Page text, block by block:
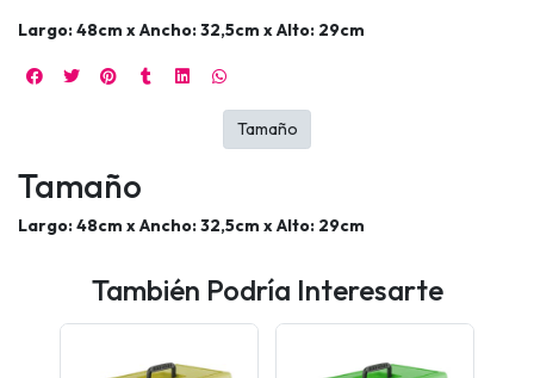
Largo: 48cm x Ancho: 32,5cm x Alto: 29cm
Tamaño
Largo: 48cm x Ancho: 32,5cm x Alto: 29cm
Tamaño
También Podría Interesarte